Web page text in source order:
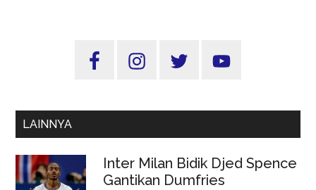
Pelatih:
Sidebar
LAINNYA
Inter Milan Bidik Djed Spence
Gantikan Dumfries